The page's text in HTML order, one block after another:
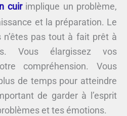
cuirimplique un problème,
et la préparation. Le
pas tout à fait prêt à
Vous élargissez vos
compréhension. Vous
de temps pour atteindre
de garder à l’esprit
et tes émotions.